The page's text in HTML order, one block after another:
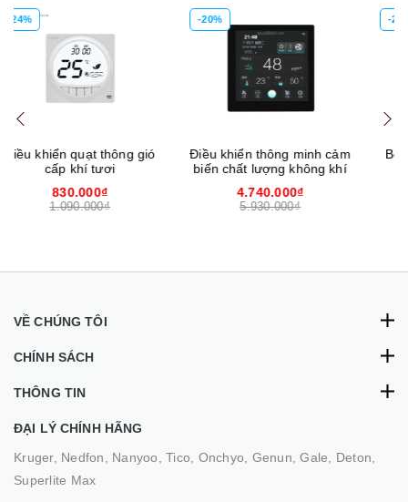
-20%
Điều khiển thông minh cảm
biến chất lượng không khí
4.740.000₫
5.930.000₫
Bộ điều khiển thông minh
cảm biến CO2
3.990.000₫
4.980.000₫
VỀ CHÚNG TÔI
CHÍNH SÁCH
THÔNG TIN
ĐẠI LÝ CHÍNH HÃNG
Kruger, Nedfon, Nanyoo, Tico, Onchyo, Genun, Gale, Deton,
Superlite Max